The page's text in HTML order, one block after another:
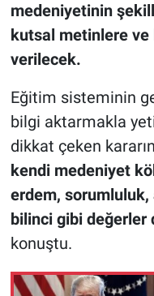
medeniyetinin
kutsal metinlere
verilecek.
Eğitim sisteminin
bilgi aktarmakla
dikkat çeken
kendi medeniyet
erdem,
bilinci gibi değerler
konuştu.